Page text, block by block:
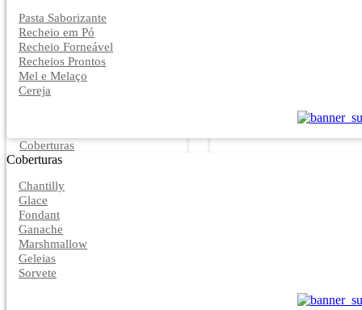
Pasta Saborizante
Recheio em Pó
Recheio Forneável
Recheios Prontos
Mel e Melaço
Cereja
Coberturas
Coberturas
Chantilly
Glace
Fondant
Ganache
Marshmallow
Geleias
Sorvete